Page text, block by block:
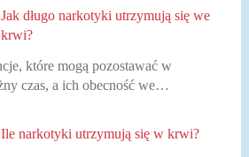
Jak długo narkotyki utrzymują się we
krwi?
które mogą pozostawać w
czas, a ich obecność we…
Ile narkotyki utrzymują się w krwi?